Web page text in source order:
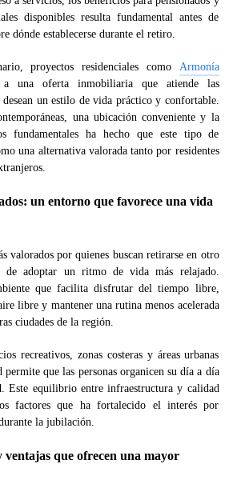
disponibles resulta fundamental antes de
dónde establecerse durante el retiro.
proyectos residenciales como Armonía
una oferta inmobiliaria que atiende las
desean un estilo de vida práctico y confortable.
una ubicación conveniente y la
fundamentales ha hecho que este tipo de
una alternativa valorada tanto por residentes
un entorno que favorece una vida
valorados por quienes buscan retirarse en otro
de adoptar un ritmo de vida más relajado.
que facilita disfrutar del tiempo libre,
libre y mantener una rutina menos acelerada
ciudades de la región.
recreativos, zonas costeras y áreas urbanas
permite que las personas organicen su día a día
Este equilibrio entre infraestructura y calidad
factores que ha fortalecido el interés por
la jubilación.
ventajas que ofrecen una mayor